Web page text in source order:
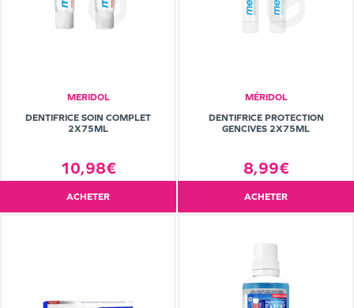
MERIDOL
DENTIFRICE SOIN COMPLET
2X75ML
10,98€
ACHETER
MÉRIDOL
DENTIFRICE PROTECTION
GENCIVES 2X75ML
8,99€
ACHETER